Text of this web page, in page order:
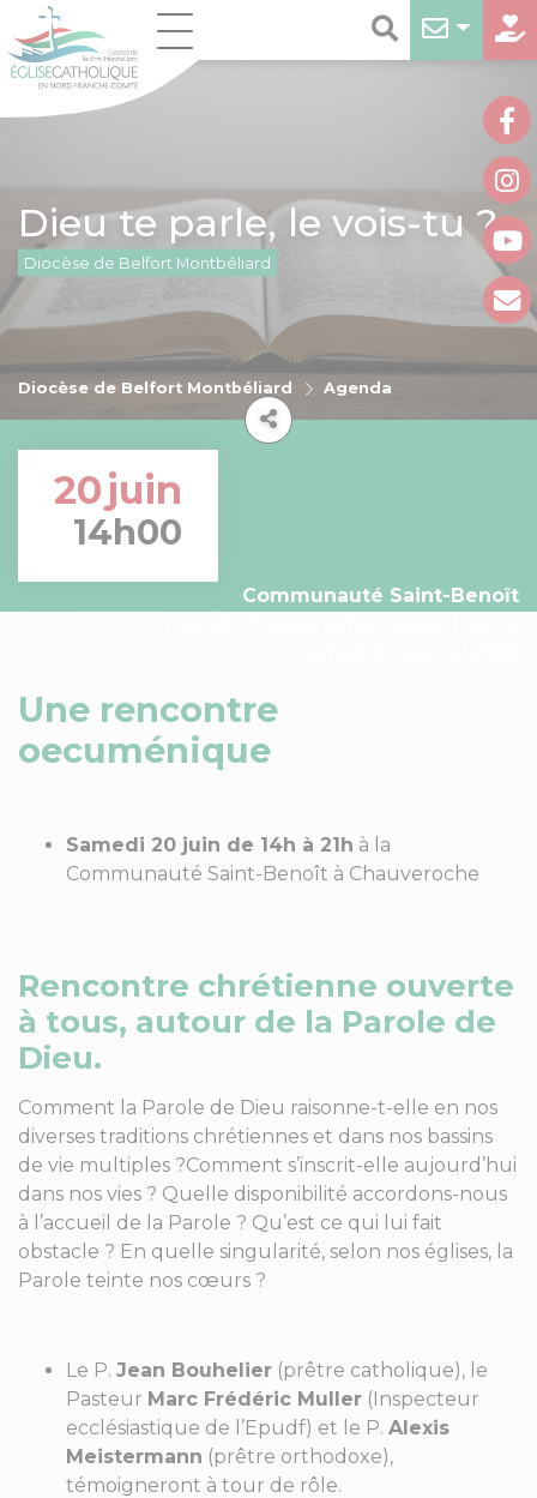
Dieu te parle, le vois-tu ?
Diocèse de Belfort Montbéliard
Diocèse de Belfort Montbéliard Agenda
20juin
14h00
Communauté Saint-Benoît
Une rencontre
oecuménique
Samedi 20 juin de 14h à 21h à la
Communauté Saint-Benoît à Chauveroche
Rencontre chrétienne ouverte
à tous, autour de la Parole de
Dieu.
Comment la Parole de Dieu raisonne-t-elle en nos
diverses traditions chrétiennes et dans nos bassins
de vie multiples ?Comment s’inscrit-elle aujourd’hui
dans nos vies ? Quelle disponibilité accordons-nous
à l’accueil de la Parole ? Qu’est ce qui lui fait
obstacle ? En quelle singularité, selon nos églises, la
Parole teinte nos cœurs ?
Le P. Jean Bouhelier (prêtre catholique), le
Pasteur Marc Frédéric Muller (Inspecteur
ecclésiastique de l’Epudf) et le P. Alexis
Meistermann (prêtre orthodoxe),
témoigneront à tour de rôle.